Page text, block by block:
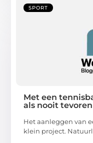
SPORT
Met een
als nooit tevoren
Het aanleggen van
klein project.